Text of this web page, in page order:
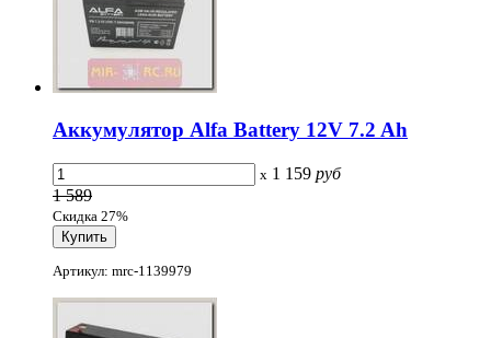
Аккумулятор Alfa Battery 12V 7.2 Ah
x 1 159 руб
1 589
Скидка 27%
Артикул: mrc-1139979